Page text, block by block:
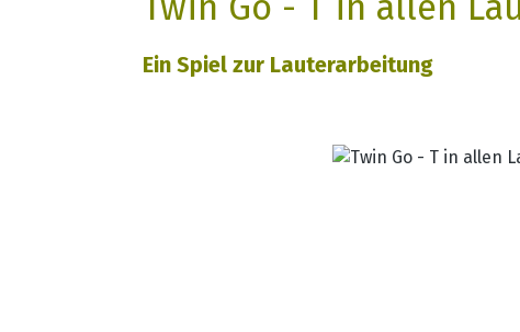
Ein Spiel zur Lauterarbeitung
Bildergalerie überspringen